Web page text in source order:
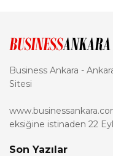
Business Ankara -
Sitesi
eksiğine istinaden 22
Son Yazılar